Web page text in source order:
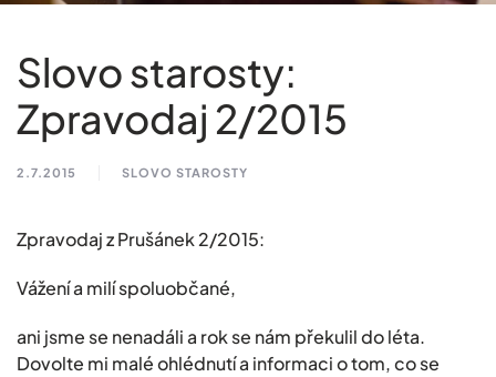
Slovo starosty:
Zpravodaj 2/2015
2.7.2015 SLOVO STAROSTY
Zpravodaj z Prušánek 2/2015:
Vážení a milí spoluobčané,
ani jsme se nenadáli a rok se nám překulil do léta.
Dovolte mi malé ohlédnutí a informaci o tom, co se